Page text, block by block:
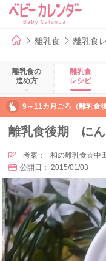
離乳食 離乳食
離乳食の
進め方
離乳食
レシピ
9～11カ月ごろ（離乳食
離乳食後期 にん
考案：
和の離乳食☆中
公開日：
2015/01/03